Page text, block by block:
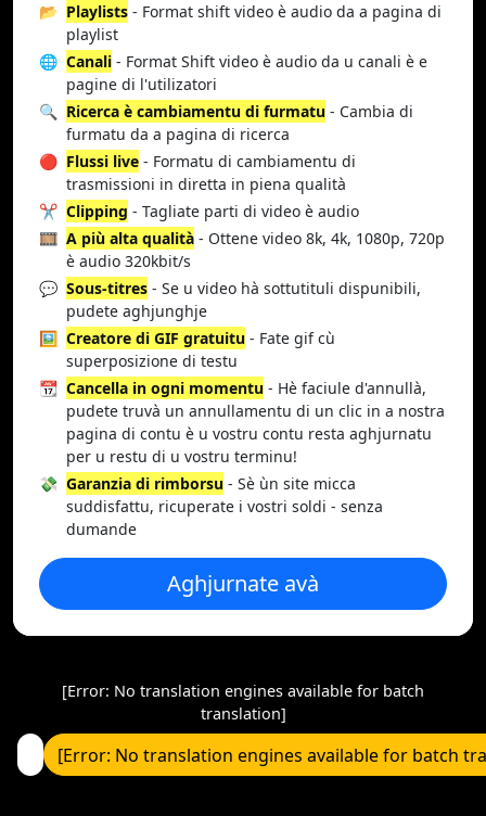
📂 Playlists - Format shift video è audio da a pagina di
playlist
🌐 Canali - Format Shift video è audio da u canali è e
pagine di l'utilizatori
🔍 Ricerca è cambiamentu di furmatu - Cambia di
furmatu da a pagina di ricerca
🔴 Flussi live - Formatu di cambiamentu di
trasmissioni in diretta in piena qualità
✂️ Clipping - Tagliate parti di video è audio
🎞️ A più alta qualità - Ottene video 8k, 4k, 1080p, 720p
è audio 320kbit/s
💬 Sous-titres - Se u video hà sottutituli dispunibili,
pudete aghjunghje
🖼️ Creatore di GIF gratuitu - Fate gif cù
superposizione di testu
📆 Cancella in ogni momentu - Hè faciule d'annullà,
pudete truvà un annullamentu di un clic in a nostra
pagina di contu è u vostru contu resta aghjurnatu
per u restu di u vostru terminu!
💸 Garanzia di rimborsu - Sè ùn site micca
suddisfattu, ricuperate i vostri soldi - senza
dumande
Aghjurnate avà
[Error: No translation engines available for batch
translation]
[Error: No translation engines available for batch